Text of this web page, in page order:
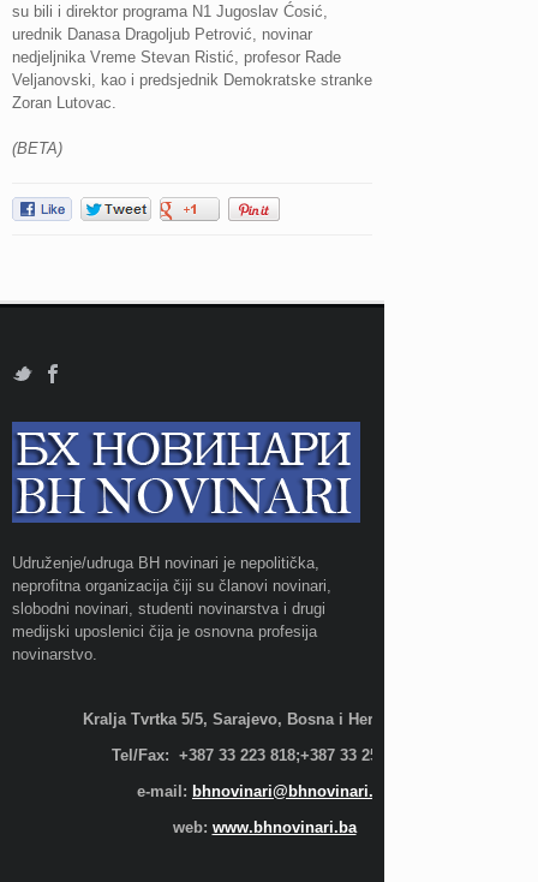
su bili i direktor programa N1 Jugoslav Ćosić,
urednik Danasa Dragoljub Petrović, novinar
nedjeljnika Vreme Stevan Ristić, profesor Rade
Veljanovski, kao i predsjednik Demokratske stranke
Zoran Lutovac.
(BETA)
Udruženje/udruga BH novinari je nepolitička,
neprofitna organizacija čiji su članovi novinari,
slobodni novinari, studenti novinarstva i drugi
medijski uposlenici čija je osnovna profesija
novinarstvo.
Kralja Tvrtka 5/5, Sarajevo, Bosna i Hercegovina;
Tel/Fax: +387 33 223 818;+387 33 255 600
e-mail: bhnovinari@bhnovinari.ba
web: www.bhnovinari.ba